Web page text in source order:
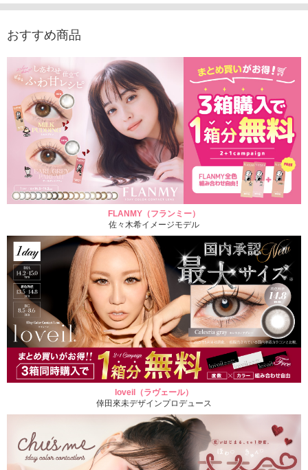
おすすめ商品
FLANMY（フランミー）
佐々木希イメージモデル
loveil（ラヴェール）
倖田來未デザインプロデュース